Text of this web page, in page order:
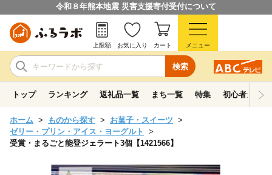
令和８年熊本地震 災害支援寄付受付について
検索
上限額 お気に入り カート メニュー
トップ ランキング 返礼品一覧 まち一覧 特集 初心者ガイド
ホーム ものから探す
お菓子・スイーツ
ゼリー・プリン・アイス・ヨーグルト
受賞・まるごと能登ジェラート3個【1421566】